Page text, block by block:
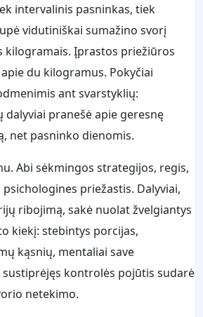
intervalinis pasninkas, tiek
vidutiniškai sumažino svorį
kilogramais. Įprastos priežiūros
du kilogramus. Pokyčiai
ant svarstyklių:
pranešė apie geresnę
net pasninko dienomis.
Abi sėkmingos strategijos, regis,
priežastis. Dalyviai,
ribojimą, sakė nuolat žvelgiantys
kiekį: stebintys porcijas,
kąsnių, mentaliai save
kontrolės pojūtis sudarė
netekimo.